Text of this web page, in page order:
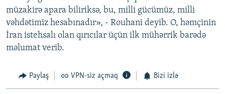
müzakirə apara biliriksə, bu, milli gücümüz, milli
vəhdətimiz hesabınadır», - Rouhani deyib. O, həmçinin
İran istehsalı olan qırıcılar üçün ilk mühərrik barədə
məlumat verib.
Paylaş VPN-siz açmaq Bizi izlə